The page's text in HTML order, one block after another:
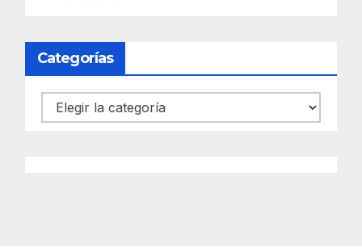
Categorías
Categorías